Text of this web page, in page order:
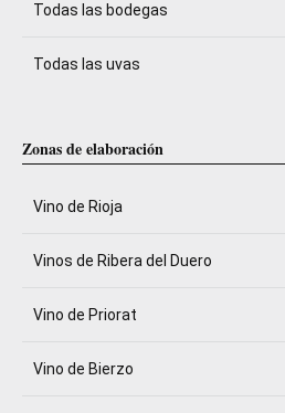
Todas las bodegas
Todas las uvas
Zonas de elaboración
Vino de Rioja
Vinos de Ribera del Duero
Vino de Priorat
Vino de Bierzo